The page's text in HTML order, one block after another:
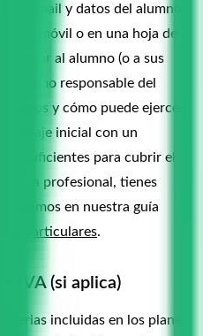
email y datos del alumno
tu móvil o en una hoja de
al alumno (o a sus
como responsable del
datos y cómo puede ejercer
inicial con un
suficientes para cubrir el
profesional, tienes
en nuestra guía
particulares.
IVA (si aplica)
incluidas en los planes